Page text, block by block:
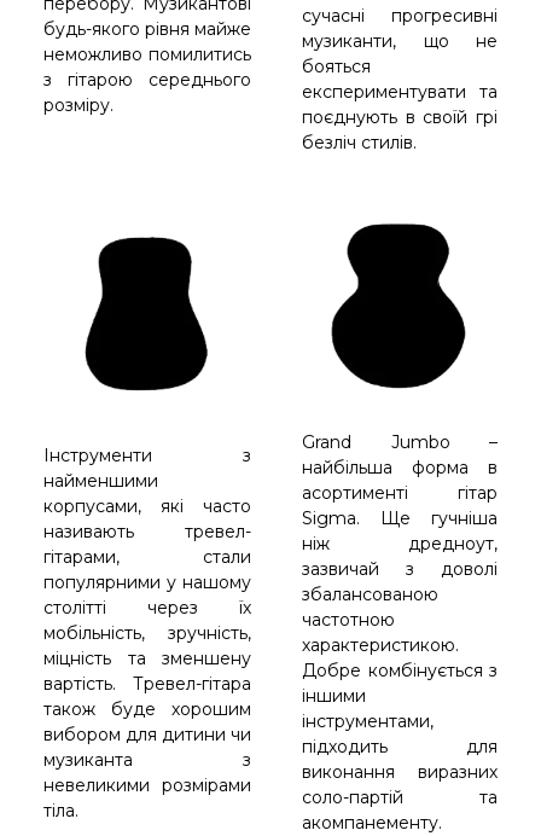
будь-якого рівня майже
неможливо помилитись
з гітарою середнього
розміру.
сучасні прогресивні
музиканти, що не
бояться
експериментувати та
поєднують в своїй грі
безліч стилів.
Інструменти з
найменшими
корпусами, які часто
називають тревел-
гітарами, стали
популярними у нашому
столітті через їх
мобільність, зручність,
міцність та зменшену
вартість. Тревел-гітара
також буде хорошим
вибором для дитини чи
музиканта з
невеликими розмірами
тіла.
Grand Jumbo –
найбільша форма в
асортименті гітар
Sigma. Ще гучніша
ніж дредноут,
зазвичай з доволі
збалансованою
частотною
характеристикою.
Добре комбінується з
іншими
інструментами,
підходить для
виконання виразних
соло-партій та
акомпанементу.